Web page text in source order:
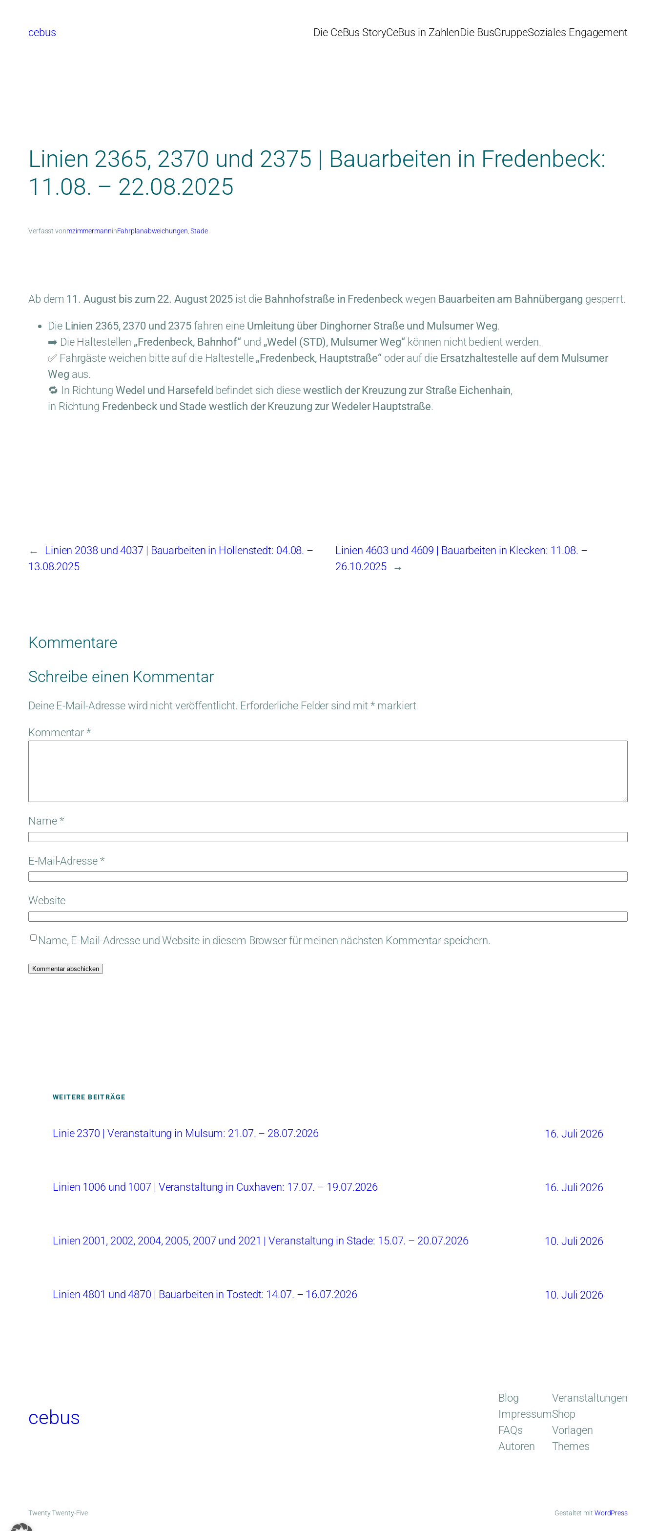
cebus Die CeBus StoryCeBus in ZahlenDie BusGruppeSoziales Engagement
Linien 2365, 2370 und 2375 | Bauarbeiten in Fredenbeck:
11.08. – 22.08.2025
Verfasst vonmzimmermanninFahrplanabweichungen, Stade
Ab dem 11. August bis zum 22. August 2025ist die Bahnhofstraße in Fredenbeck wegen Bauarbeiten am Bahnübergang gesperrt.
Die Linien 2365, 2370 und 2375 fahren eine Umleitung über Dinghorner Straße und Mulsumer Weg.
➡️ Die Haltestellen „Fredenbeck, Bahnhof“ und „Wedel (STD), Mulsumer Weg“ können nicht bedient werden.
✅ Fahrgäste weichen bitte auf die Haltestelle „Fredenbeck, Hauptstraße“ oder auf die Ersatzhaltestelle auf dem Mulsumer
Weg aus.
🔁 In Richtung Wedel und Harsefeld befindet sich diese westlich der Kreuzung zur Straße Eichenhain,
in Richtung Fredenbeck und Stade westlich der Kreuzung zur Wedeler Hauptstraße.
←
Linien 2038 und 4037 | Bauarbeiten in Hollenstedt: 04.08. –
13.08.2025
Linien 4603 und 4609 | Bauarbeiten in Klecken: 11.08. –
26.10.2025
→
Kommentare
Schreibe einen Kommentar
Deine E-Mail-Adresse wird nicht veröffentlicht. Erforderliche Felder sind mit* markiert
Kommentar*
Name *
E-Mail-Adresse *
Website
Name, E-Mail-Adresse und Website in diesem Browser für meinen nächsten Kommentar speichern.
WEITERE BEITRÄGE
Linie 2370 | Veranstaltung in Mulsum: 21.07. – 28.07.2026 16. Juli 2026
Linien 1006 und 1007 | Veranstaltung in Cuxhaven: 17.07. – 19.07.2026 16. Juli 2026
Linien 2001, 2002, 2004, 2005, 2007 und 2021 | Veranstaltung in Stade: 15.07. – 20.07.2026 10. Juli 2026
Linien 4801 und 4870 | Bauarbeiten in Tostedt: 14.07. – 16.07.2026 10. Juli 2026
cebus
Blog
Impressum
FAQs
Autoren
Veranstaltungen
Shop
Vorlagen
Themes
Twenty Twenty-Five Gestaltet mit WordPress